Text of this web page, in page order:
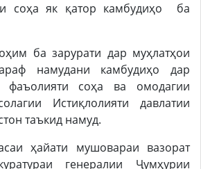
соҳа як қатор камбудиҳо ба
зарурати дар муҳлатҳои
намудани камбудиҳо дар
фаъолияти соҳа ва омодагии
Истиқлолияти давлатии
таъкид намуд.
мушовараи вазорат
генералии Ҷумҳурии